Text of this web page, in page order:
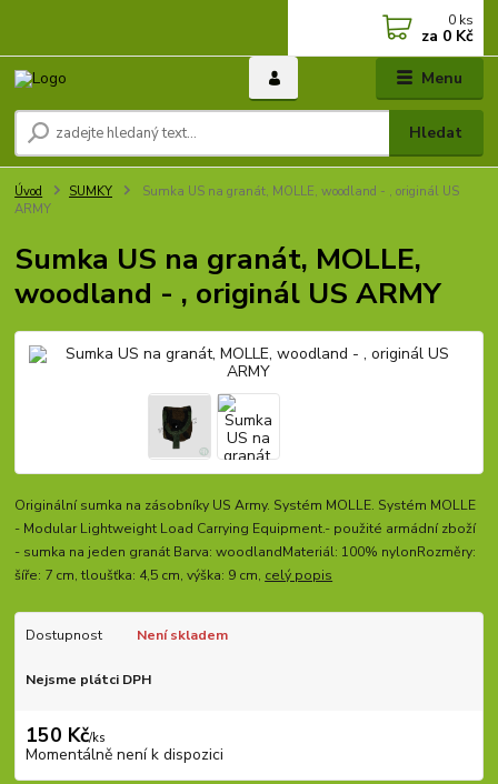
Menu
Hledat
0 ks
za 0 Kč
Úvod SUMKY
Sumka US na granát, MOLLE, woodland - , originál US
ARMY
Sumka US na granát, MOLLE,
woodland - , originál US ARMY
Originální sumka na zásobníky US Army. Systém MOLLE. Systém MOLLE
- Modular Lightweight Load Carrying Equipment.- použité armádní zboží
- sumka na jeden granát Barva: woodlandMateriál: 100% nylonRozměry:
šíře: 7 cm, tloušťka: 4,5 cm, výška: 9 cm, celý popis
Dostupnost Není skladem
Nejsme plátci DPH
150 Kč/ks
Momentálně není k dispozici